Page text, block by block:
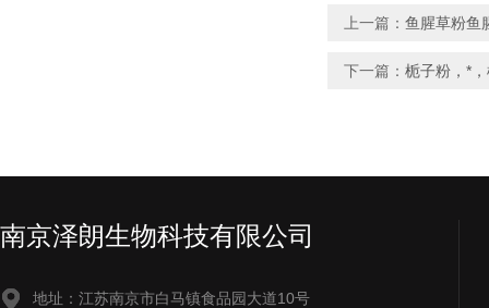
上一篇： 鱼腥草粉鱼
下一篇： 栀子粉，*
南京泽朗生物科技有限公司
地址：江苏南京市白马镇食品园大道10号